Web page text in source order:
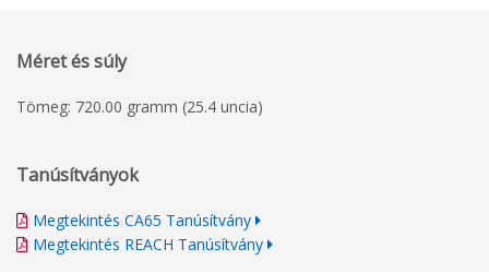
Méret és súly
Tömeg: 720.00 gramm (25.4 uncia)
Tanúsítványok
Megtekintés CA65 Tanúsítvány
Megtekintés REACH Tanúsítvány